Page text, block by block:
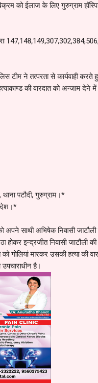
को ईलाज के लिए गुरुग्राम
टीम ने तत्परता से कार्यवाही करते
की वारदात को अन्जाम देने में
पटौदी, गुरुग्राम।*
अपने साथी अभिषेक निवासी
इन्द्रजीत निवासी जाटौली की
गोलियां मारकर उसकी हत्या की
है।